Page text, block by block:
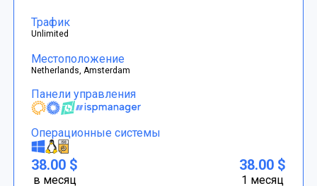
Трафик
Unlimited
Местоположение
Netherlands, Amsterdam
Панели управления
Операционные системы
38.00 $
в месяц
38.00 $
1 месяц